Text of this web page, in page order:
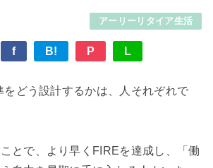
アーリーリタイア生活
f B! P L
をどう設計するかは、人それぞれで
とで、より早くFIREを達成し、「働